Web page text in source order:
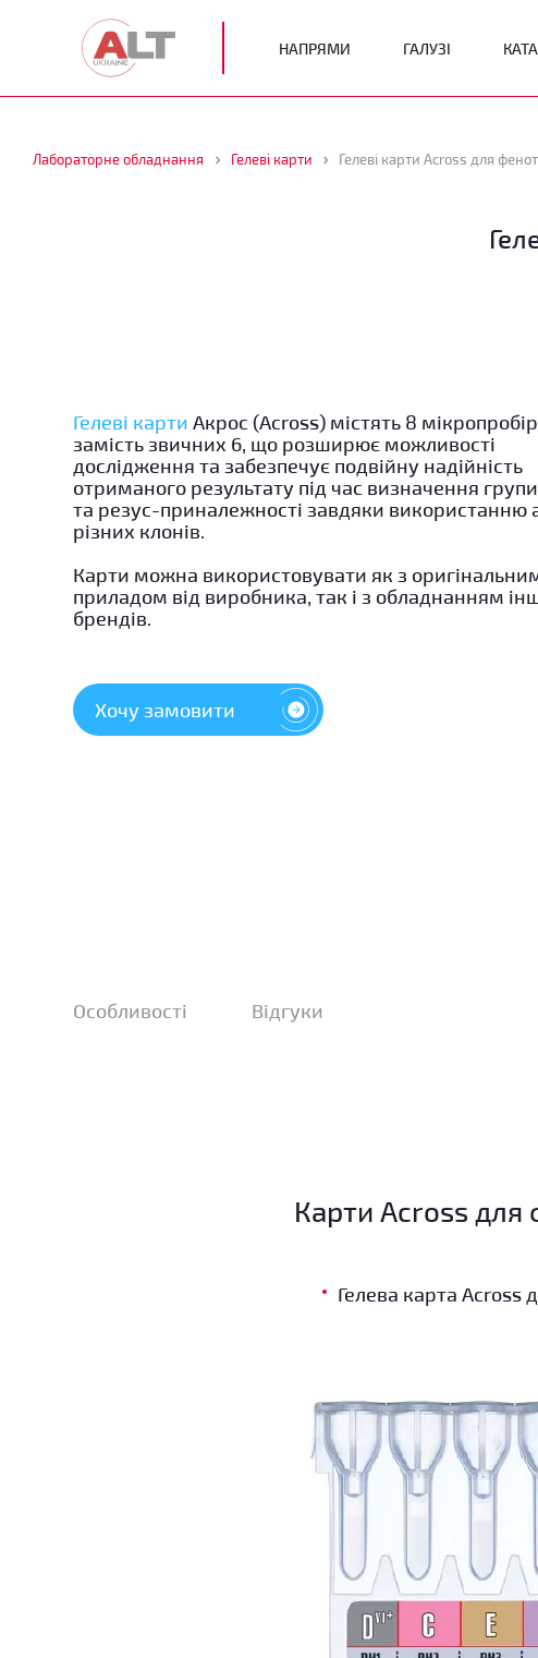
НАПРЯМИ ГАЛУЗІ
Лабораторне обладнання Гелеві карти Гелеві карти Across для
Гелеві карти Акрос (Across) містять 8
замість звичних 6, що розширює можливості
дослідження та забезпечує подвійну надійність
отриманого результату під час визначення
та резус-приналежності завдяки використанню
різних клонів.
Карти можна використовувати як з
приладом від виробника, так і з обладнанням
брендів.
Хочу замовити
Особливості Відгуки
Карти Across для
Гелева карта Across